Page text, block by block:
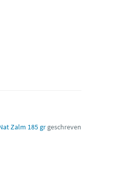
Zalm 185 gr geschreven